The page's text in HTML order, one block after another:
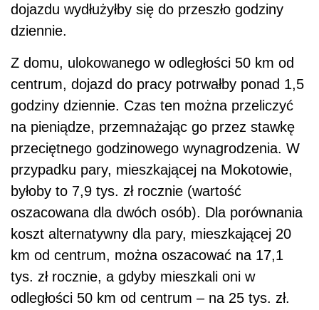
dojazdu wydłużyłby się do przeszło godziny
dziennie.
Z domu, ulokowanego w odległości 50 km od
centrum, dojazd do pracy potrwałby ponad 1,5
godziny dziennie. Czas ten można przeliczyć
na pieniądze, przemnażając go przez stawkę
przeciętnego godzinowego wynagrodzenia. W
przypadku pary, mieszkającej na Mokotowie,
byłoby to 7,9 tys. zł rocznie (wartość
oszacowana dla dwóch osób). Dla porównania
koszt alternatywny dla pary, mieszkającej 20
km od centrum, można oszacować na 17,1
tys. zł rocznie, a gdyby mieszkali oni w
odległości 50 km od centrum – na 25 tys. zł.